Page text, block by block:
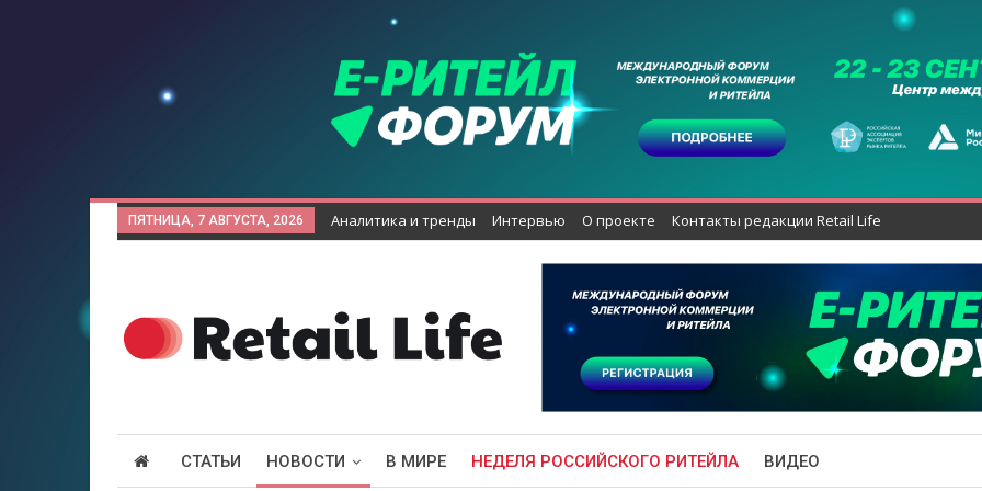
ПЯТНИЦА, 7 АВГУСТА, 2026 Аналитика и тренды Интервью О проекте Контакты редакции Retail Life
СТАТЬИ НОВОСТИ В МИРЕ НЕДЕЛЯ РОССИЙСКОГО РИТЕЙЛА ВИДЕО